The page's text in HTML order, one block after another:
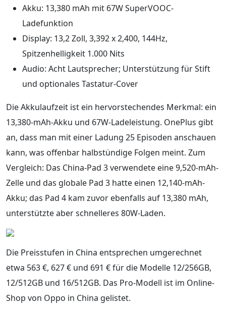
Akku: 13,380 mAh mit 67W SuperVOOC-
Ladefunktion
Display: 13,2 Zoll, 3,392 x 2,400, 144Hz,
Spitzenhelligkeit 1.000 Nits
Audio: Acht Lautsprecher; Unterstützung für Stift
und optionales Tastatur-Cover
Die Akkulaufzeit ist ein hervorstechendes Merkmal: ein
13,380-mAh-Akku und 67W-Ladeleistung. OnePlus gibt
an, dass man mit einer Ladung 25 Episoden anschauen
kann, was offenbar halbstündige Folgen meint. Zum
Vergleich: Das China-Pad 3 verwendete eine 9,520-mAh-
Zelle und das globale Pad 3 hatte einen 12,140-mAh-
Akku; das Pad 4 kam zuvor ebenfalls auf 13,380 mAh,
unterstützte aber schnelleres 80W-Laden.
Die Preisstufen in China entsprechen umgerechnet
etwa 563 €, 627 € und 691 € für die Modelle 12/256GB,
12/512GB und 16/512GB. Das Pro-Modell ist im Online-
Shop von Oppo in China gelistet.